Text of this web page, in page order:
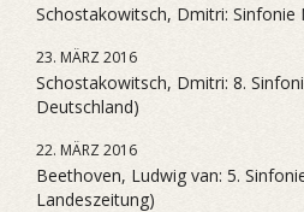
Schostakowitsch, Dmitri: Sinfonie
23. MÄRZ 2016
Schostakowitsch, Dmitri: 8.
Deutschland)
22. MÄRZ 2016
Beethoven, Ludwig van: 5.
Landeszeitung)